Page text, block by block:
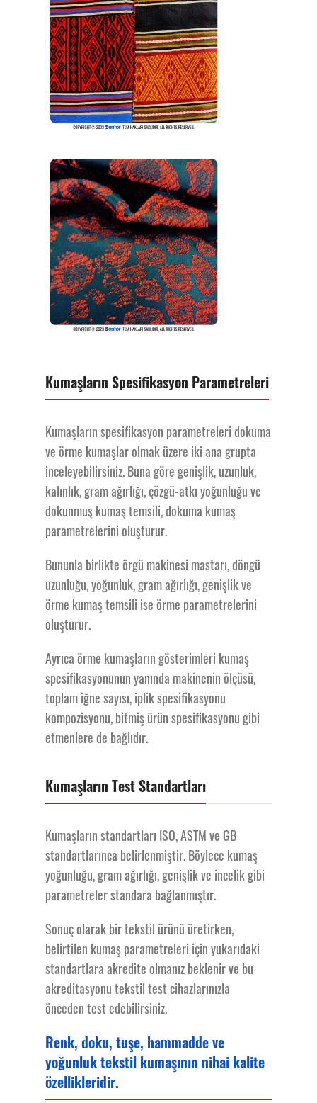
Kumaşların Spesifikasyon Parametreleri
Kumaşların spesifikasyon parametreleri dokuma
ve örme kumaşlar olmak üzere iki ana grupta
inceleyebilirsiniz. Buna göre genişlik, uzunluk,
kalınlık, gram ağırlığı, çözgü-atkı yoğunluğu ve
dokunmuş kumaş temsili, dokuma kumaş
parametrelerini oluşturur.
Bununla birlikte örgü makinesi mastarı, döngü
uzunluğu, yoğunluk, gram ağırlığı, genişlik ve
örme kumaş temsili ise örme parametrelerini
oluşturur.
Ayrıca örme kumaşların gösterimleri kumaş
spesifikasyonunun yanında makinenin ölçüsü,
toplam iğne sayısı, iplik spesifikasyonu
kompozisyonu, bitmiş ürün spesifikasyonu gibi
etmenlere de bağlıdır.
Kumaşların Test Standartları
Kumaşların standartları ISO, ASTM ve GB
standartlarınca belirlenmiştir. Böylece kumaş
yoğunluğu, gram ağırlığı, genişlik ve incelik gibi
parametreler standara bağlanmıştır.
Sonuç olarak bir tekstil ürünü üretirken,
belirtilen kumaş parametreleri için yukarıdaki
standartlara akredite olmanız beklenir ve bu
akreditasyonu tekstil test cihazlarınızla
önceden test edebilirsiniz.
Renk, doku, tuşe, hammadde ve
yoğunluk tekstil kumaşının nihai kalite
özellikleridir.